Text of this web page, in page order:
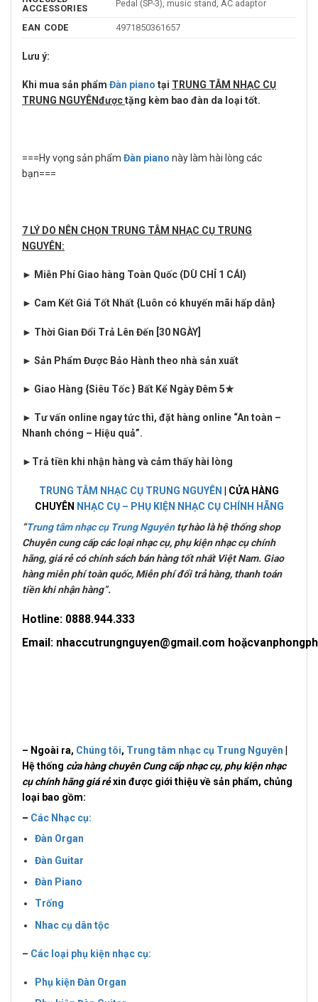
ACCESSORIES
Pedal (SP-3), music stand, AC adaptor
EAN CODE 4971850361657
Lưu ý:
Khi mua sản phẩm Đàn piano tại TRUNG TÂM NHẠC CỤ
TRUNG NGUYÊNđượctặng kèm bao đàn da loại tốt.
===Hy vọng sản phẩm Đàn piano này làm hài lòng các
bạn===
7 LÝ DO NÊN CHỌN TRUNG TÂM NHẠC CỤ TRUNG
NGUYÊN:
► Miễn Phí Giao hàng Toàn Quốc (DÙ CHỈ 1 CÁI)
► Cam Kết Giá Tốt Nhất {Luôn có khuyến mãi hấp dẫn}
► Thời Gian Đổi Trả Lên Đến [30 NGÀY]
► Sản Phẩm Được Bảo Hành theo nhà sản xuất
► Giao Hàng {Siêu Tốc } Bất Kể Ngày Đêm 5★
► Tư vấn online ngay tức thì, đặt hàng online “An toàn –
Nhanh chóng – Hiệu quả”.
► Trả tiền khi nhận hàng và cảm thấy hài lòng
TRUNG TÂM NHẠC CỤ TRUNG NGUYÊN
| CỬA HÀNG
CHUYÊN NHẠC CỤ – PHỤ KIỆN NHẠC CỤ CHÍNH HÃNG
“Trung tâm nhạc cụ Trung Nguyêntự hào là hệ thống shop
Chuyên cung cấp các loại nhạc cụ, phụ kiện nhạc cụ chính
hãng, giá rẻ có chính sách bán hàng tốt nhất Việt Nam. Giao
hàng miễn phí toàn quốc, Miễn phí đổi trả hàng, thanh toán
tiền khi nhận hàng”.
Hotline: 0888.944.333
Email: nhaccutrungnguyen@gmail.com
– Ngoài ra, Chúng tôi, Trung tâm nhạc cụ Trung Nguyên
Hệ thống cửa hàng chuyên Cung cấp nhạc cụ, phụ kiện nhạc
cụ chính hãng giá rẻxin được giới thiệu về sản phẩm, chủng
loại bao gồm:
– Các Nhạc cụ:
Đàn Organ
Đàn Guitar
Đàn Piano
Trống
Nhac cụ dân tộc
– Các loại phụ kiện nhạc cụ:
Phụ kiện Đàn Organ